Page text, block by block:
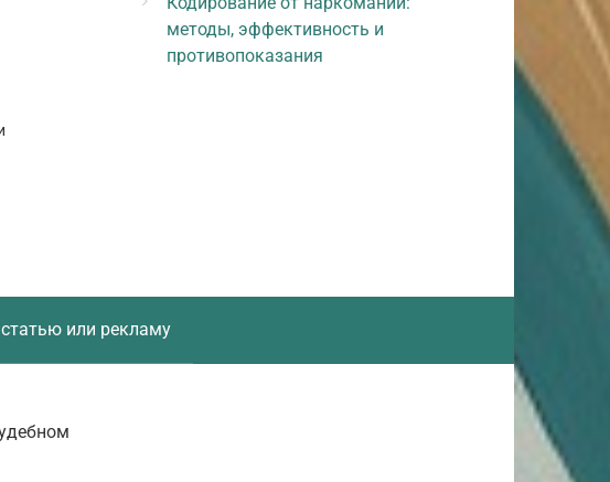
методы, эффективность и
противопоказания
или рекламу